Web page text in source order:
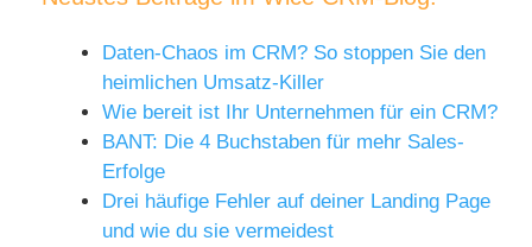
Daten-Chaos im CRM? So stoppen Sie den
heimlichen Umsatz-Killer
Wie bereit ist Ihr Unternehmen für ein CRM?
BANT: Die 4 Buchstaben für mehr Sales-
Erfolge
Drei häufige Fehler auf deiner Landing Page
und wie du sie vermeidest